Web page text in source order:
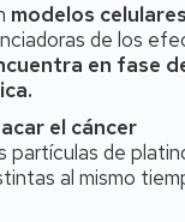
modelos
de los
en fase
el cáncer
partículas de
al mismo